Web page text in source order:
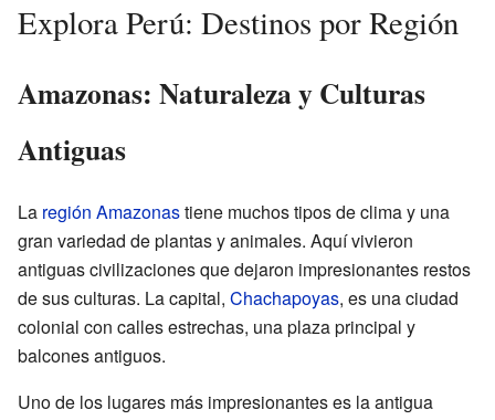
Explora Perú: Destinos por Región
Amazonas: Naturaleza y Culturas
Antiguas
La región Amazonastiene muchos tipos de clima y una
gran variedad de plantas y animales. Aquí vivieron
antiguas civilizaciones que dejaron impresionantes restos
de sus culturas. La capital, Chachapoyas, es una ciudad
colonial con calles estrechas, una plaza principal y
balcones antiguos.
Uno de los lugares más impresionantes es la antigua